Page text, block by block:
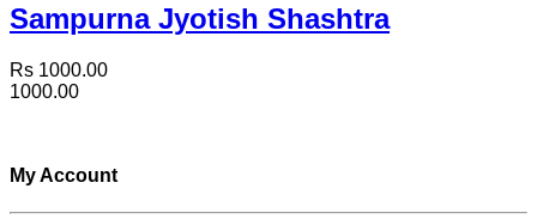
Sampurna Jyotish Shashtra
Rs 1000.00
1000.00
My Account